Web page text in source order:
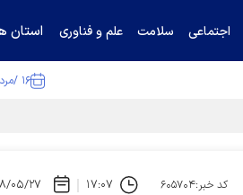
اجتماعی سلامت علم و فناوری استان
۱۶ /مرداد /۱۴۰۵
کد خبر:۶۰۵۷۰۴ ۱۷:۰۷ ۱۳۹۸/